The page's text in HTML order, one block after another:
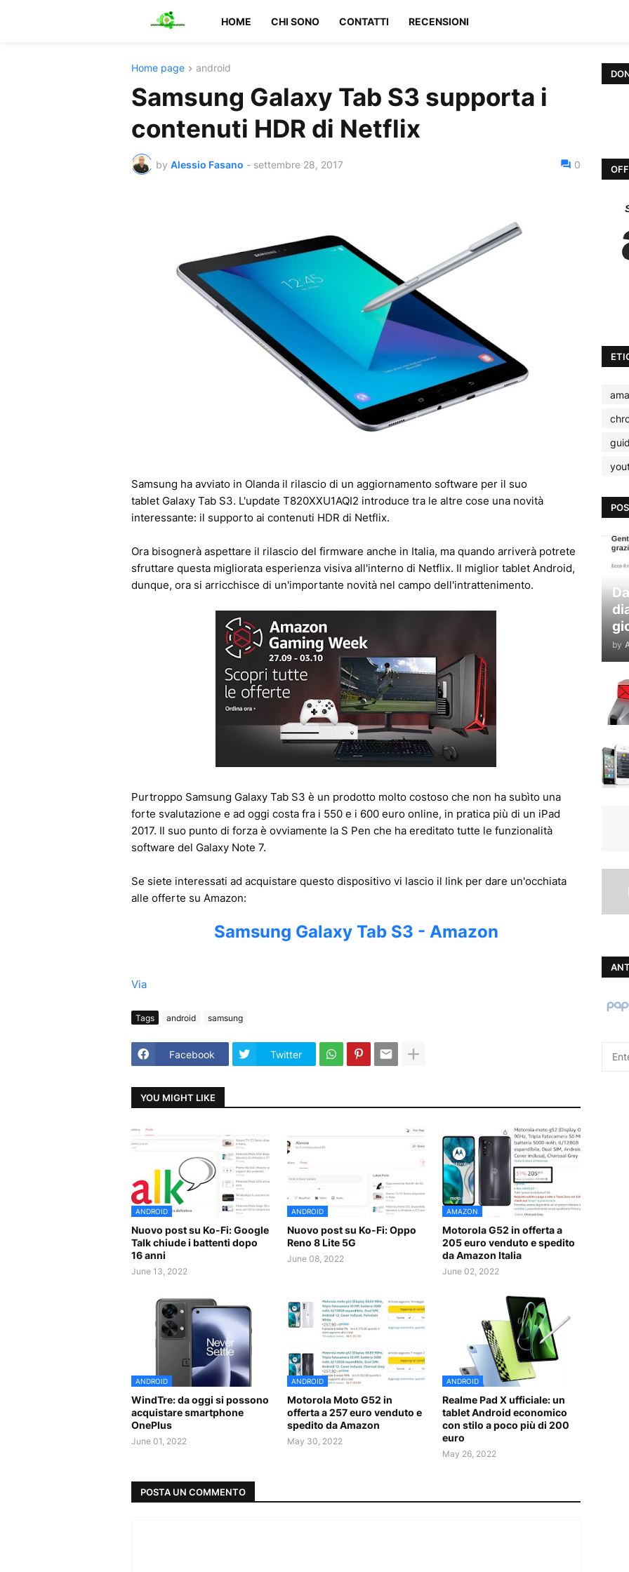
HOME CHI SONO CONTATTI RECENSIONI
Home page android
Samsung Galaxy Tab S3 supporta i
contenuti HDR di Netflix
by Alessio Fasano - settembre 28, 2017 0
Samsung ha avviato in Olanda il rilascio di un aggiornamento software per il suo
tablet Galaxy Tab S3. L'update T820XXU1AQI2 introduce tra le altre cose una novità
interessante: il supporto ai contenuti HDR di Netflix.
Ora bisognerà aspettare il rilascio del firmware anche in Italia, ma quando arriverà potrete
sfruttare questa migliorata esperienza visiva all'interno di Netflix. Il miglior tablet Android,
dunque, ora si arricchisce di un'importante novità nel campo dell'intrattenimento.
Purtroppo Samsung Galaxy Tab S3 è un prodotto molto costoso che non ha subìto una
forte svalutazione e ad oggi costa fra i 550 e i 600 euro online, in pratica più di un iPad
2017. Il suo punto di forza è ovviamente la S Pen che ha ereditato tutte le funzionalità
software del Galaxy Note 7.
Se siete interessati ad acquistare questo dispositivo vi lascio il link per dare un'occhiata
alle offerte su Amazon:
Samsung Galaxy Tab S3 - Amazon
Via
Tags android samsung
Facebook Twitter
YOU MIGHT LIKE
ANDROID
Nuovo post su Ko-Fi: Google
Talk chiude i battenti dopo
16 anni
June 13, 2022
ANDROID
Nuovo post su Ko-Fi: Oppo
Reno 8 Lite 5G
June 08, 2022
AMAZON
Motorola G52 in offerta a
205 euro venduto e spedito
da Amazon Italia
June 02, 2022
ANDROID
WindTre: da oggi si possono
acquistare smartphone
OnePlus
June 01, 2022
ANDROID
Motorola Moto G52 in
offerta a 257 euro venduto e
spedito da Amazon
May 30, 2022
ANDROID
Realme Pad X ufficiale: un
tablet Android economico
con stilo a poco più di 200
euro
May 26, 2022
POSTA UN COMMENTO
by